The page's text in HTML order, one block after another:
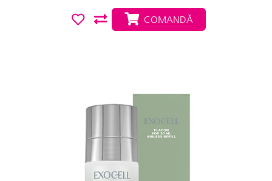
COMANDĂ